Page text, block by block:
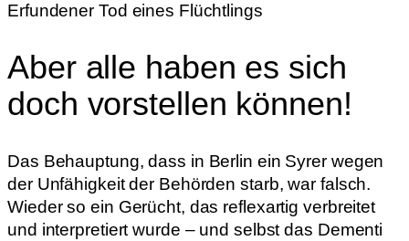
Erfundener Tod eines Flüchtlings
Aber alle haben es sich
doch vorstellen können!
Das Behauptung, dass in Berlin ein Syrer wegen
der Unfähigkeit der Behörden starb, war falsch.
Wieder so ein Gerücht, das reflexartig verbreitet
und interpretiert wurde – und selbst das Dementi